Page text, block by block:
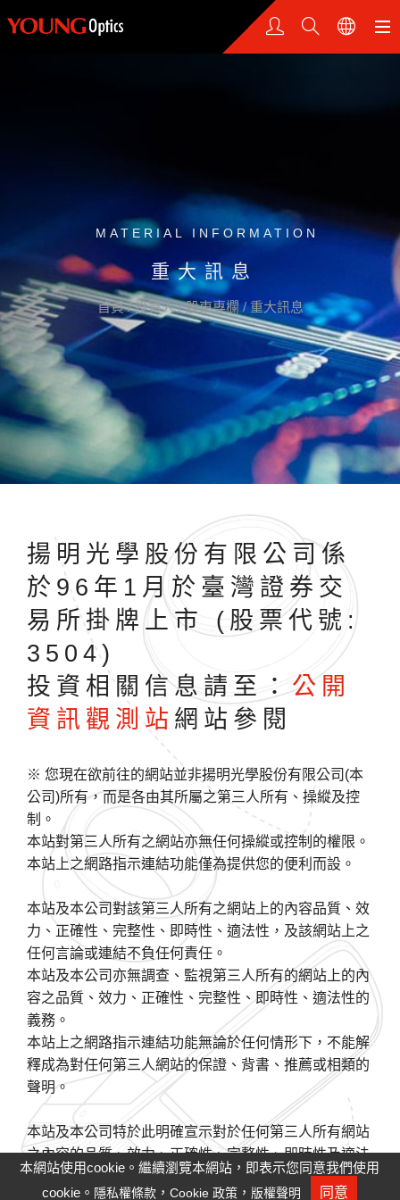
MATERIAL INFORMATION
重大訊息
首頁/ 投資人/ 股東專欄/ 重大訊息
揚明光學股份有限公司係
於96年1月於臺灣證券交
易所掛牌上市 (股票代號:
3504)
投資相關信息請至：公開
資訊觀測站 網站參閱
※ 您現在欲前往的網站並非揚明光學股份有限公司(本
公司)所有，而是各由其所屬之第三人所有、操縱及控
制。
本站對第三人所有之網站亦無任何操縱或控制的權限。
本站上之網路指示連結功能僅為提供您的便利而設。
本站及本公司對該第三人所有之網站上的內容品質、效
力、正確性、完整性、即時性、適法性，及該網站上之
任何言論或連結不負任何責任。
本站及本公司亦無調查、監視第三人所有的網站上的內
容之品質、效力、正確性、完整性、即時性、適法性的
義務。
本站上之網路指示連結功能無論於任何情形下，不能解
釋成為對任何第三人網站的保證、背書、推薦或相類的
聲明。
本站及本公司特於此明確宣示對於任何第三人所有網站
之內容的品質、效力、正確性、完整性、即時性及適法
性不負任何明示或默示的擔保責任。
人才招募
本網站使用cookie。繼續瀏覽本網站，即表示您同意我們使用
cookie。 隱私權條款 ，Cookie 政策 ， 版權聲明 同意